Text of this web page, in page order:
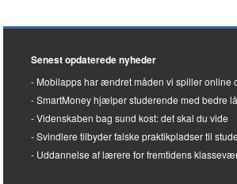
Senest opdaterede nyheder
Mobilapps har ændret måden vi spiller online
SmartMoney hjælper studerende med bedre
Videnskaben bag sund kost: det skal du vide
Svindlere tilbyder falske praktikpladser til
Uddannelse af lærere for fremtidens